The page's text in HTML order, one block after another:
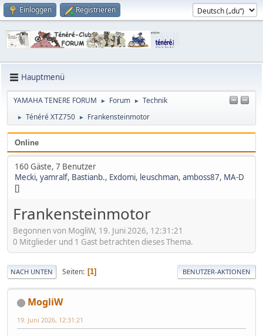
Einloggen Registrieren
Hauptmenü
YAMAHA TENERE FORUM ► Forum ► Technik
► Ténéré XTZ750 ► Frankensteinmotor
Online
160 Gäste, 7 Benutzer
Mecki, yamralf, Bastianb., Exdomi, leuschman, amboss87, MA-D
[]
Frankensteinmotor
Begonnen von MogliW, 19. Juni 2026, 12:31:21
0 Mitglieder und 1 Gast betrachten dieses Thema.
NACH UNTEN Seiten 1 BENUTZER-AKTIONEN
MogliW
19. Juni 2026, 12:31:21